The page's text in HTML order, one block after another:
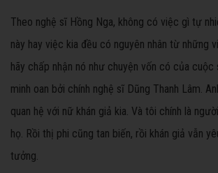
Theo nghệ sĩ Hồng Nga, không có việc gì tự
này hay việc kia đều có nguyên nhân từ những
hãy chấp nhận nó như chuyện vốn có của
minh oan bởi chính nghệ sĩ Dũng Thanh Lâm.
quan hệ với nữ khán giả kia. Và tôi chính là
họ. Rồi thị phi cũng tan biến, rồi khán giả vẫn
tưởng.